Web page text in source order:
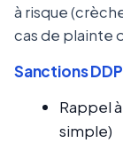
à risque
cas de plainte
Sanctions
Rappel
simple)